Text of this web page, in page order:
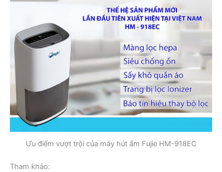
Ưu điểm vượt trội của máy hút ẩm Fujie HM-918EC
Tham khảo: